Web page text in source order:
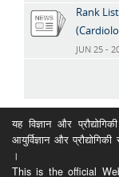
Rank
JUN 25 -
यह विज्ञान और
आयुर्विज्ञान और
।
This is the official